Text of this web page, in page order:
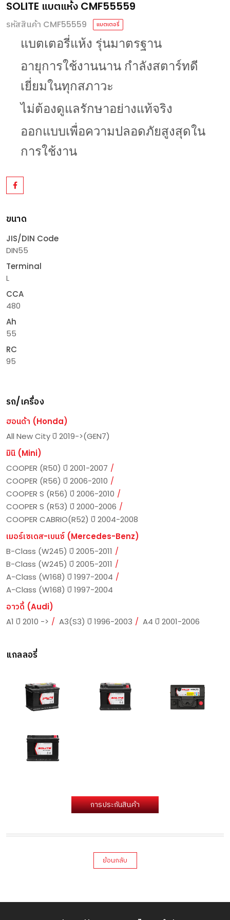
SOLITE แบตแห้ง CMF55559
รหัสสินค้า CMF55559 แบตเตอรี่
แบตเตอรี่แห้ง รุ่นมาตรฐาน
อายุการใช้งานนาน กำลังสตาร์ทดี
เยี่ยมในทุกสภาวะ
ไม่ต้องดูแลรักษาอย่างแท้จริง
ออกแบบเพื่อความปลอดภัยสูงสุดใน
การใช้งาน
ขนาด
JIS/DIN Code
DIN55
Terminal
L
CCA
480
Ah
55
RC
95
รถ/เครื่อง
ฮอนด้า (Honda)
All New City ปี 2019->(GEN7)
มินิ (Mini)
COOPER (R50) ปี 2001-2007
COOPER (R56) ปี 2006-2010
COOPER S (R56) ปี 2006-2010
COOPER S (R53) ปี 2000-2006
COOPER CABRIO(R52) ปี 2004-2008
เมอร์เซเดส-เบนซ์ (Mercedes-Benz)
B-Class (W245) ปี 2005-2011
B-Class (W245) ปี 2005-2011
A-Class (W168) ปี 1997-2004
A-Class (W168) ปี 1997-2004
อาวดี้ (Audi)
A1 ปี 2010 ->
A3(S3) ปี 1996-2003 A4 ปี 2001-2006
แกลลอรี่
การประกันสินค้า
ย้อนกลับ